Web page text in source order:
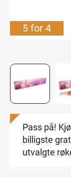
5 for 4
Pass på!
billigste
utvalgte